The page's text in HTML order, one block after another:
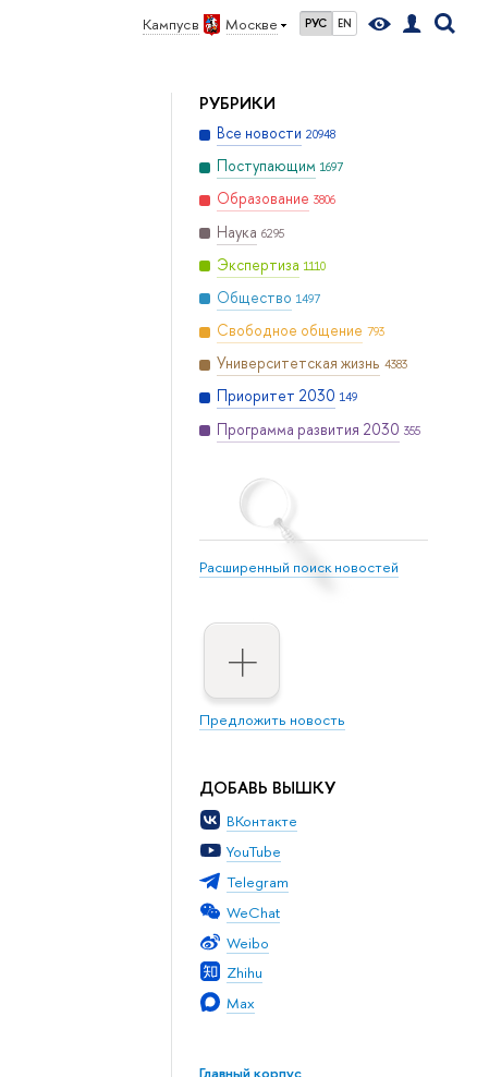
Кампус в Москве РУС EN
РУБРИКИ
Все новости 20948
Поступающим 1697
Образование 3806
Наука 6295
Экспертиза 1110
Общество 1497
Свободное общение 793
Университетская жизнь 4383
Приоритет 2030 149
Программа развития 2030 355
Расширенный поиск новостей
Предложить новость
ДОБАВЬ ВЫШКУ
ВКонтакте
YouTube
Telegram
WeChat
Weibo
Zhihu
Max
Главный корпус